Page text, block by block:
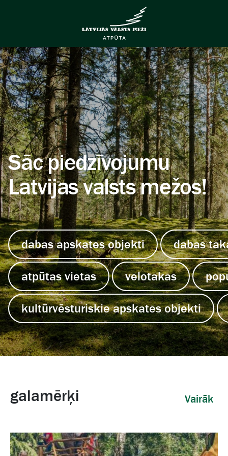
Sāc piedzīvojumu
Latvijas valsts mežos!
dabas apskates objekti dabas
atpūtas vietas velotakas
kultūrvēsturiskie apskates objekti
galamērķi Vairāk